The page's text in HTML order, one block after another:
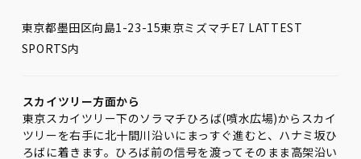
東京都墨田区向島1-23-15東京ミズマチE7 LATTEST
SPORTS内
スカイツリー方面から
東京スカイツリー下のソラマチひろば(噴水広場)からスカイ
ツリーを右手に北十間川沿いにまっすぐ進むと、ハナミ坂ひ
ろばに着きます。ひろば前の信号を渡ってそのまま高架沿い